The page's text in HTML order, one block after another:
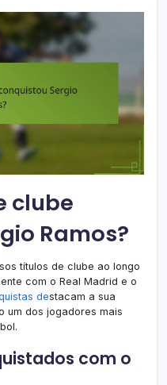
clube
Ramos?
títulos de clube ao longo
com o Real Madrid e o
destacam a sua
um dos jogadores mais
com o